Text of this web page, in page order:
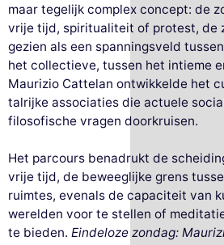
maar tegelijk complex concept: de
vrije tijd, spiritualiteit of protest, de
gezien als een spanningsveld
het collectieve, tussen het intieme
Maurizio Cattelan ontwikkelde het
talrijke associaties die actuele
filosofische vragen doorkruisen.
Het parcours benadrukt de
vrije tijd, de beweeglijke grens
ruimtes, evenals de capaciteit van
werelden voor te stellen of
te bieden. Eindeloze zondag: